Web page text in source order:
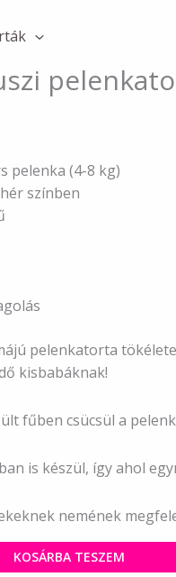
pelenka (4-8 kg)
színben
pelenkatorta
kisbabáknak!
fűben csücsül a
is készül, így ahol
nemének
KOSÁRBA TESZEM